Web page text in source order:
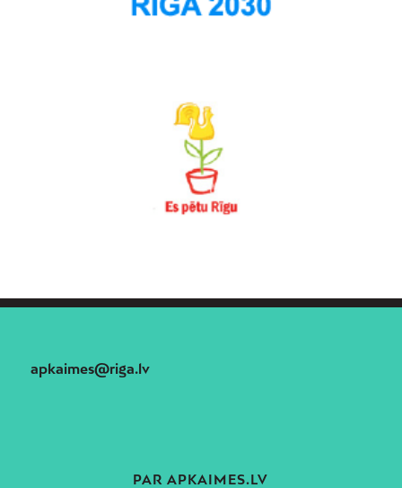
apkaimes@riga.lv
PAR APKAIMES.LV